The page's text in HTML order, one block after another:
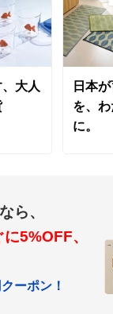
大人
日本
を、
に。
ら、
5%OFF、
ーポン！